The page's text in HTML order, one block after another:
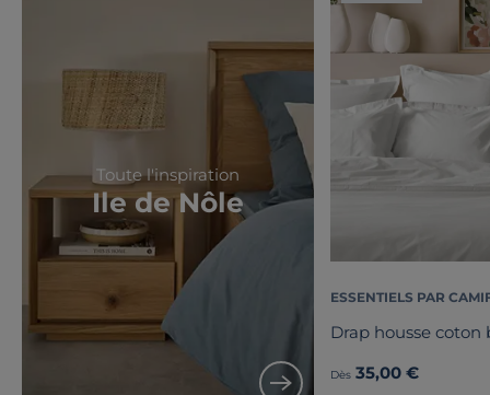
Toute l'inspiration
Ile de Nôle
ESSENTIELS PAR
Drap housse coton
Dès 35,00 €